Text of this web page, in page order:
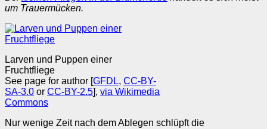
um Trauermücken.
Larven und Puppen einer
Fruchtfliege
See page for author [ GFDL, CC-BY-
SA-3.0 or CC-BY-2.5 ], via Wikimedia
Commons
Nur wenige Zeit nach dem Ablegen schlüpft die